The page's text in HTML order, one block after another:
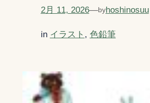
2月 11, 2026—byhoshinosuu
in イラスト , 色鉛筆